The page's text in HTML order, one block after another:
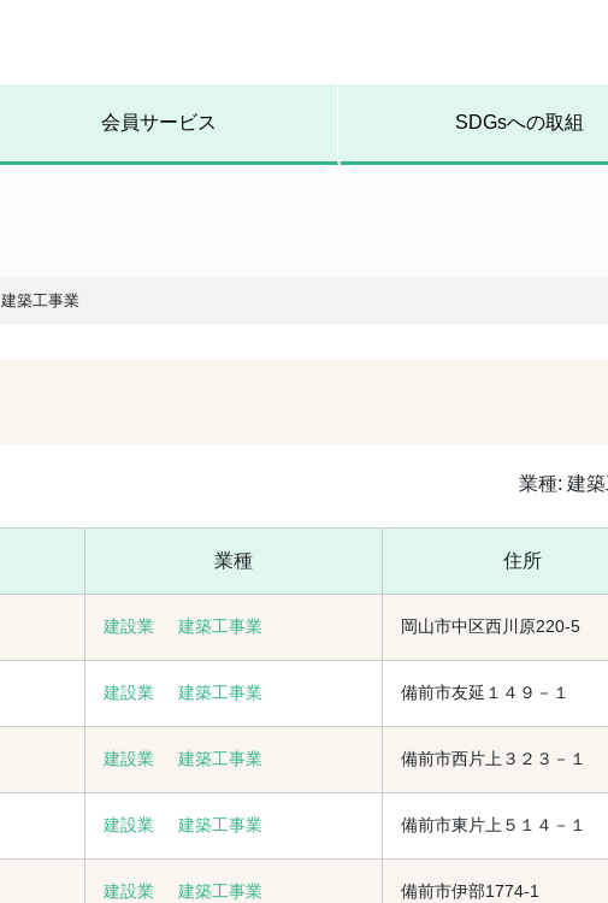
会員サービス SDGsへの取組
建築工事業
業種: 建
業種 住所
建設業 建築工事業 岡山市中区西川原220-5
建設業 建築工事業 備前市友延１４９－１
建設業 建築工事業 備前市西片上３２３－１
建設業 建築工事業 備前市東片上５１４－１
建設業 建築工事業 備前市伊部1774-1